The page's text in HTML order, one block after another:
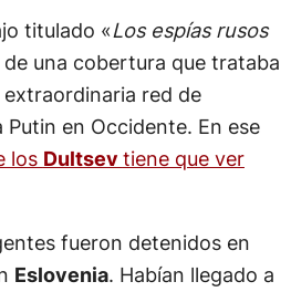
titulado «Los espías rusos
de una cobertura que trataba
red de
en Occidente. En ese
los Dultsev tiene que ver
fueron detenidos en
Eslovenia. Habían llegado a